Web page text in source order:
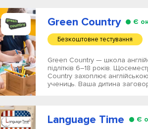
Green Country Є
Безкоштовне тестування
Green Country — школа
підлітків 6–18 років.
Country захоплює
учениць. Ваша дитина
Language Time Є